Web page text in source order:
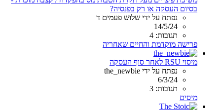
בסיום העסקה או רק בפנסיה?
נפתח על ידי שלוש פעמים ד
14/5/24
תגובות: 4
פרישה מוקדמת והחיים שאחריה
מיסוי RSU לאחר סוף העסקה
נפתח על ידי the_newbie
6/3/24
תגובות: 3
מיסים